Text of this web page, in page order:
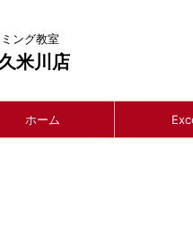
ング教室
米川店
ホーム